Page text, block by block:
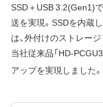
SSD＋USB 3.2(Gen1)
送を実現。SSDを内蔵
は、外付けのストレー
当社従来品「HD-
アップを実現しました。